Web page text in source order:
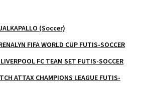
(Soccer)
FIFA WORLD CUP FUTIS-SOCCER
FC TEAM SET FUTIS-SOCCER
ATTAX CHAMPIONS LEAGUE FUTIS-